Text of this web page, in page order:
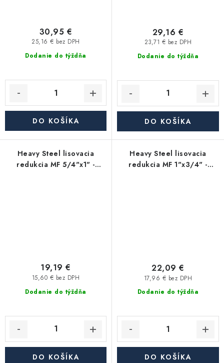
Dodanie do týždňa
25,16 € bez DPH
30,95 €
DO KOŠÍKA
Dodanie do týždňa
23,71 € bez DPH
29,16 €
DO KOŠÍKA
Heavy Steel lisovacia
redukcia MF 5/4"x1" -
Dodanie do týždňa
15,60 € bez DPH
19,19 €
DO KOŠÍKA
Heavy Steel lisovacia
redukcia MF 1"x3/4" -
Dodanie do týždňa
17,96 € bez DPH
22,09 €
DO KOŠÍKA